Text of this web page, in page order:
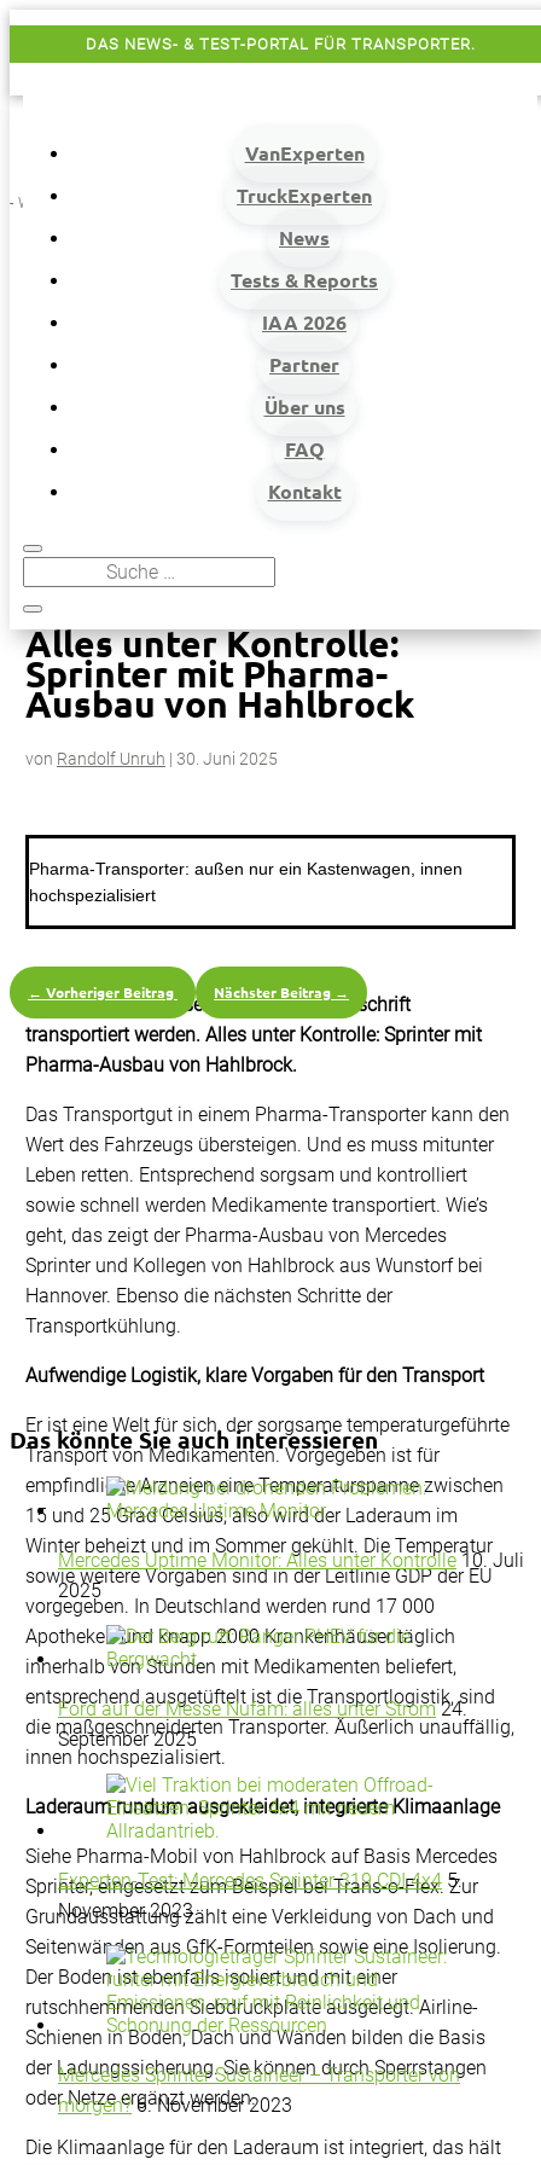
DAS NEWS- & TEST-PORTAL FÜR TRANSPORTER.
VanExperten
TruckExperten
News
Tests & Reports
IAA 2026
Partner
Über uns
FAQ
Kontakt
- Werbung -
9
Alles unter Kontrolle: Sprinter mit Pharma-Ausbau von Hahlbrock
Alles unter Kontrolle:
Sprinter mit Pharma-
Ausbau von Hahlbrock
von Randolf Unruh | 30. Juni 2025
Pharma-Transporter: außen nur ein Kastenwagen, innen
hochspezialisiert
Medikamente müssen fix und nach Vorschrift
transportiert werden. Alles unter Kontrolle: Sprinter mit
Pharma-Ausbau von Hahlbrock.
Das Transportgut in einem Pharma-Transporter kann den
Wert des Fahrzeugs übersteigen. Und es muss mitunter
Leben retten. Entsprechend sorgsam und kontrolliert
sowie schnell werden Medikamente transportiert. Wie’s
geht, das zeigt der Pharma-Ausbau von Mercedes
Sprinter und Kollegen von Hahlbrock aus Wunstorf bei
Hannover. Ebenso die nächsten Schritte der
Transportkühlung.
Aufwendige Logistik, klare Vorgaben für den Transport
Er ist eine Welt für sich, der sorgsame temperaturgeführte
Transport von Medikamenten. Vorgegeben ist für
empfindliche Arzneien eine Temperaturspanne zwischen
15 und 25 Grad Celsius, also wird der Laderaum im
Winter beheizt und im Sommer gekühlt. Die Temperatur
sowie weitere Vorgaben sind in der Leitlinie GDP der EU
vorgegeben. In Deutschland werden rund 17 000
Apotheken und knapp 2000 Krankenhäuser täglich
innerhalb von Stunden mit Medikamenten beliefert,
entsprechend ausgetüftelt ist die Transportlogistik, sind
die maßgeschneiderten Transporter. Äußerlich unauffällig,
innen hochspezialisiert.
Laderaum rundum ausgekleidet, integrierte Klimaanlage
Siehe Pharma-Mobil von Hahlbrock auf Basis Mercedes
Sprinter, eingesetzt zum Beispiel bei Trans-o-Flex. Zur
Grundausstattung zählt eine Verkleidung von Dach und
Seitenwänden aus GfK-Formteilen sowie eine Isolierung.
Der Boden ist ebenfalls isoliert und mit einer
rutschhemmenden Siebdruckplatte ausgelegt. Airline-
Schienen in Boden, Dach und Wänden bilden die Basis
der Ladungssicherung. Sie können durch Sperrstangen
oder Netze ergänzt werden.
Die Klimaanlage für den Laderaum ist integriert, das hält
← Vorheriger Beitrag Nächster Beitrag →
Das könnte Sie auch interessieren
Mercedes Uptime Monitor: Alles unter Kontrolle 10. Juli
2025
Ford auf der Messe Nufam: alles unter Strom24.
September 2025
Experten-Test: Mercedes Sprinter 319 CDI 4x4 5.
November 2023
Mercedes Sprinter Sustaineer – Transporter von
morgen?6. November 2023